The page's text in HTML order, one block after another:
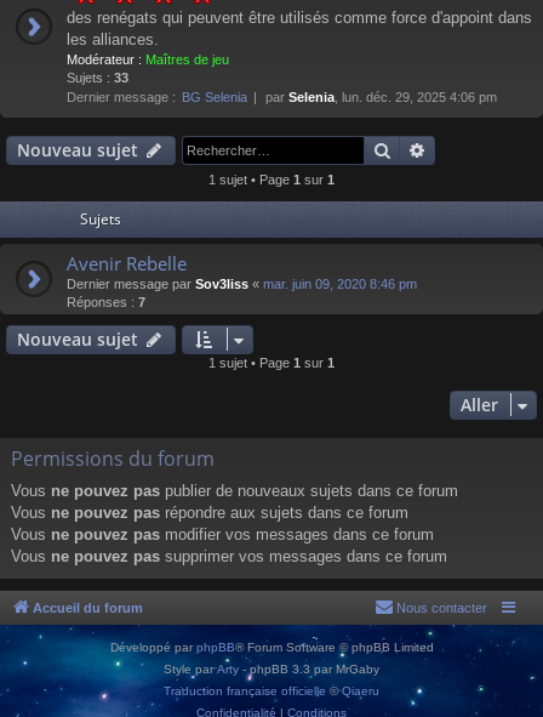
des renégats qui peuvent être utilisés comme force d'appoint dans
les alliances.
Modérateur : Maîtres de jeu
Sujets : 33
Dernier message : BG Selenia par Selenia , lun. déc. 29, 2025 4:06 pm
Nouveau sujet Rechercher
1 sujet • Page 1 sur 1
Sujets
Avenir Rebelle
Dernier message par Sov3liss « mar. juin 09, 2020 8:46 pm
Réponses : 7
Nouveau sujet
1 sujet • Page 1 sur 1
Aller
Permissions du forum
Vous ne pouvez pas publier de nouveaux sujets dans ce forum
Vous ne pouvez pas répondre aux sujets dans ce forum
Vous ne pouvez pas modifier vos messages dans ce forum
Vous ne pouvez pas supprimer vos messages dans ce forum
Accueil du forum Nous contacter
Développé par phpBB® Forum Software © phpBB Limited
Style parArty - phpBB 3.3 par MrGaby
Traduction française officielle ©Qiaeru
Confidentialité | Conditions